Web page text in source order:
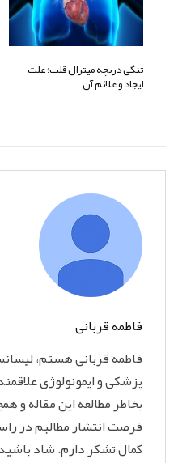
تنگی دریچه میترال قلب؛ علت
ایجاد و علائم آن
فاطمه قربانی
فاطمه قربانی هستم،
پزشکی و ایمونولوژی
بخاطر مطالعه این مقاله و
فرصت انتشار مطالبم در
کمال تشکر دارم. شاد